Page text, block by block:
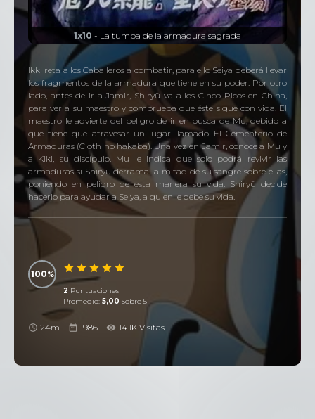
1x10 - La tumba de la armadura sagrada
Ikki reta a los Caballeros a combatir, para ello Seiya deberá llevar
los fragmentos de la armadura que tiene en su poder. Por otro
lado, antes de ir a Jamir, Shiryū va a los Cinco Picos en China,
para ver a su maestro y comprueba que éste sigue con vida. El
maestro le advierte del peligro de ir en busca de Mu, debido a
que tiene que atravesar un lugar llamado El Cementerio de
Armaduras (Cloth no hakaba). Una vez en Jamir, conoce a Mu y
a Kiki, su discípulo. Mu le indica que solo podrá revivir las
armaduras si Shiryū derrama la mitad de su sangre sobre ellas,
poniendo en peligro de esta manera su vida. Shiryū decide
hacerlo para ayudar a Seiya, a quien le debe su vida.
100
2 Puntuaciones
Promedio: 5,00 Sobre 5
24m 1986 14.1K Visitas